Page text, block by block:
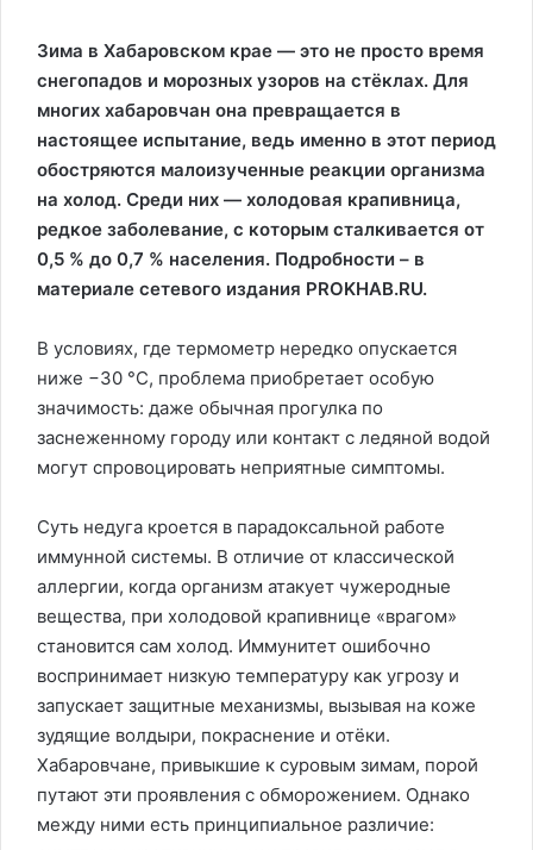
Зима в Хабаровском крае — это не просто время
снегопадов и морозных узоров на стёклах. Для
многих хабаровчан она превращается в
настоящее испытание, ведь именно в этот период
обостряются малоизученные реакции организма
на холод. Среди них — холодовая крапивница,
редкое заболевание, с которым сталкивается от
0,5 % до 0,7 % населения. Подробности – в
материале сетевого издания PROKHAB.RU.
В условиях, где термометр нередко опускается
ниже −30 °C, проблема приобретает особую
значимость: даже обычная прогулка по
заснеженному городу или контакт с ледяной водой
могут спровоцировать неприятные симптомы.
Суть недуга кроется в парадоксальной работе
иммунной системы. В отличие от классической
аллергии, когда организм атакует чужеродные
вещества, при холодовой крапивнице «врагом»
становится сам холод. Иммунитет ошибочно
воспринимает низкую температуру как угрозу и
запускает защитные механизмы, вызывая на коже
зудящие волдыри, покраснение и отёки.
Хабаровчане, привыкшие к суровым зимам, порой
путают эти проявления с обморожением. Однако
между ними есть принципиальное различие: